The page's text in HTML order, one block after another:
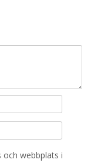
och webbplats i